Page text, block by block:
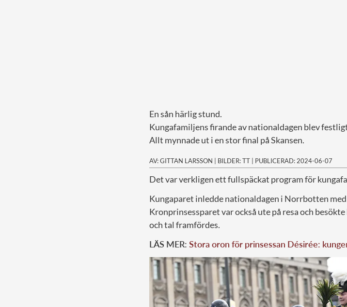
En sån härlig stund.
Kungafamiljens firande av nationaldagen blev
Allt mynnade ut i en stor final på Skansen.
AV: GITTAN LARSSON | BILDER: TT | PUBLICERAD: 2024-06-07
Det var verkligen ett fullspäckat program för
Kungaparet inledde nationaldagen i Norrbotten
Kronprinsessparet var också ute på resa och
och tal framfördes.
LÄS MER: Stora oron för prinsessan Désirée: